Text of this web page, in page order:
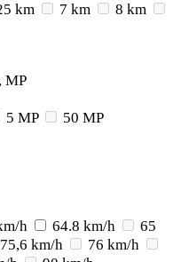
km 7 km
8 km
MP
5 MP
50 MP
h 64.8 km/h
65
75,6 km/h
76 km/h